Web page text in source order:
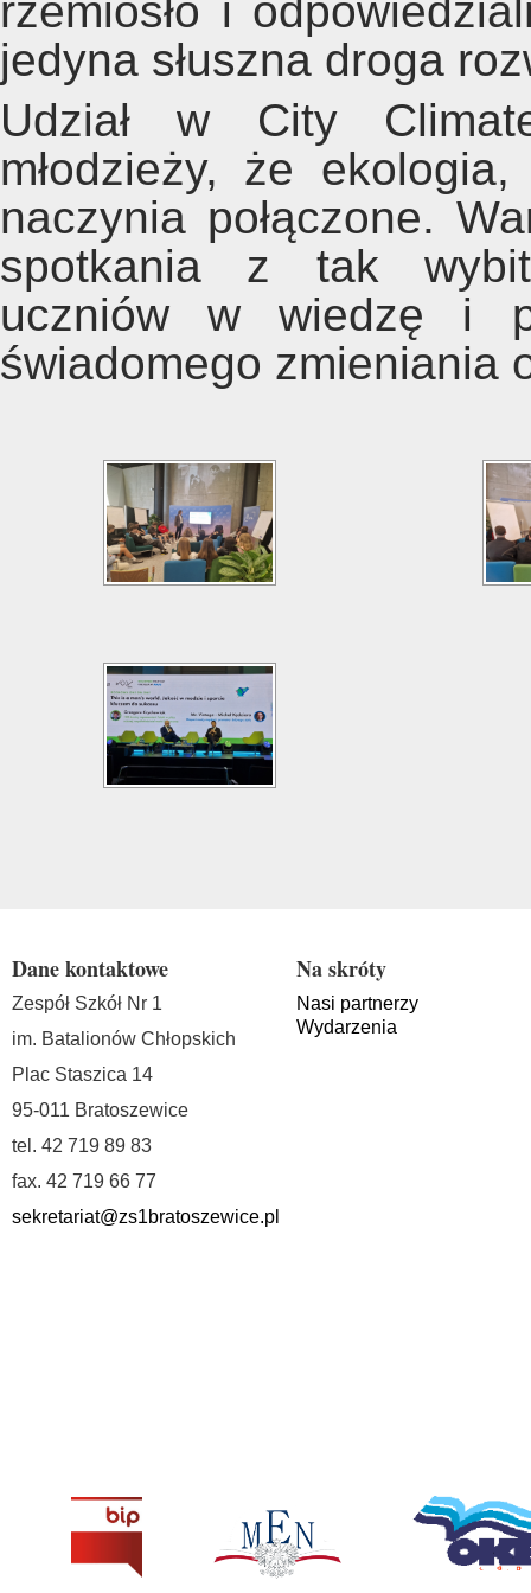
rzemiosło i
jedyna słuszna droga
Udział w City
młodzieży, że
naczynia połączone.
spotkania z tak
uczniów w wiedzę i
świadomego zmieniania
Dane kontaktowe
Zespół Szkół Nr 1
im. Batalionów Chłopskich
Plac Staszica 14
95-011 Bratoszewice
tel. 42 719 89 83
fax. 42 719 66 77
sekretariat@zs1bratoszewice.pl
Na skróty
Nasi partnerzy
Wydarzenia